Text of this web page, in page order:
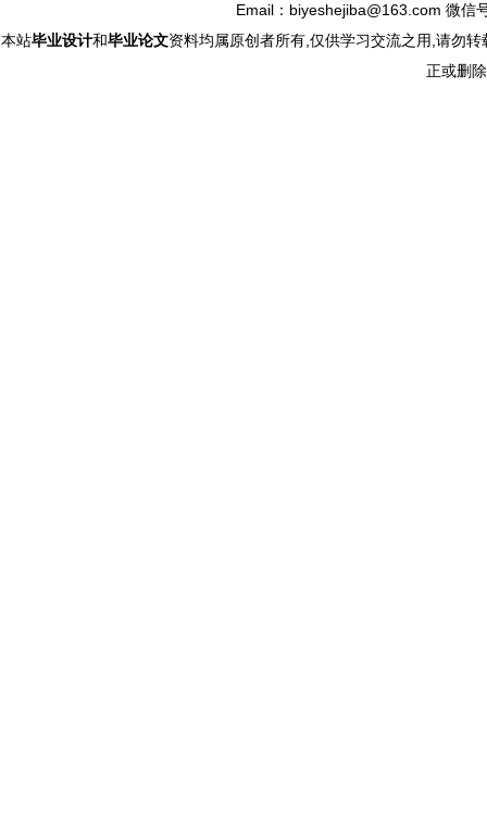
Email：biyeshejiba@163.com 微
本站毕业设计和毕业论文资料均属原创者所有,仅供学习交流之用,请勿
正或删